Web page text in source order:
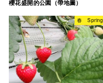
櫻花盛開的公園（帶地圖）
春 Spring